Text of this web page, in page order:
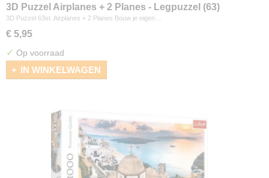
3D Puzzel Airplanes + 2 Planes - Legpuzzel (63)
3D Puzzel 63st. Airplanes + 2 Planes Bouw je eigen…
€ 5,95
✓ Op voorraad
IN WINKELWAGEN